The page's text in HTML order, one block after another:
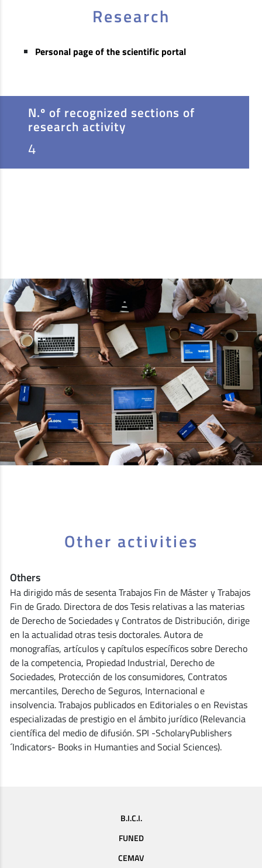
Research
Personal page of the scientific portal
N.º of recognized sections of
research activity
4
Other activities
Others
Ha dirigido más de sesenta Trabajos Fin de Máster y Trabajos
Fin de Grado. Directora de dos Tesis relativas a las materias
de Derecho de Sociedades y Contratos de Distribución, dirige
en la actualidad otras tesis doctorales. Autora de
monografías, artículos y capítulos específicos sobre Derecho
de la competencia, Propiedad Industrial, Derecho de
Sociedades, Protección de los consumidores, Contratos
mercantiles, Derecho de Seguros, Internacional e
insolvencia. Trabajos publicados en Editoriales o en Revistas
especializadas de prestigio en el ámbito jurídico (Relevancia
científica del medio de difusión. SPI -ScholaryPublishers
´Indicators- Books in Humanties and Social Sciences).
B.I.C.I.
FUNED
CEMAV